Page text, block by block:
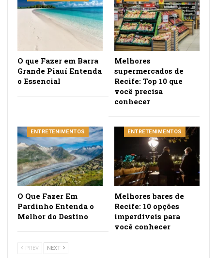
O que Fazer em Barra
Grande Piauí Entenda
o Essencial
Melhores
supermercados de
Recife: Top 10 que
você precisa
conhecer
ENTRETENIMENTOS
O Que Fazer Em
Pardinho Entenda o
Melhor do Destino
ENTRETENIMENTOS
Melhores bares de
Recife: 10 opções
imperdíveis para
você conhecer
PREV NEXT